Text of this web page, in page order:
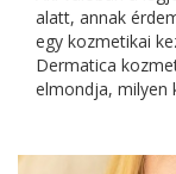
alatt, annak
egy kozmetikai
Dermatica
elmondja, milyen